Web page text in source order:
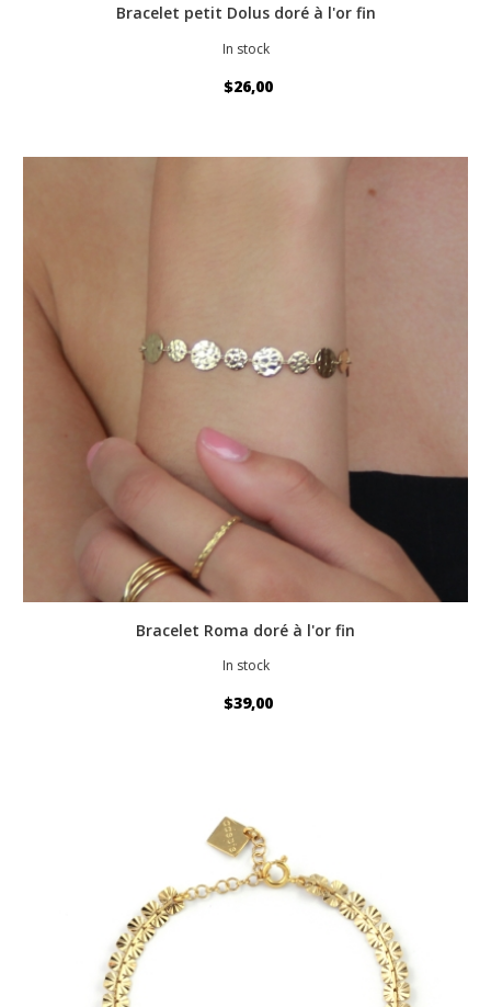
Bracelet petit Dolus doré à l'or fin
In stock
$26,00
Bracelet Roma doré à l'or fin
In stock
$39,00